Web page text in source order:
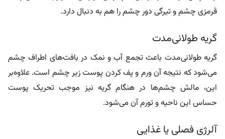
قرمزی چشم و تیرگی دور چشم را هم به دنبال دارد.
گریه طولانی‌مدت
گریه طولانی‌مدت باعث تجمع آب و نمک در بافت‌های اطراف چشم
می‌شود که نتیجه آن ورم و پف کردن پوست زیر چشم است. علاوه‌بر
این، مالش چشم‌ها در هنگام گریه نیز موجب تحریک پوست
حساس این ناحیه و تورم آن می‌شود.
آلرژی فصلی یا غذایی